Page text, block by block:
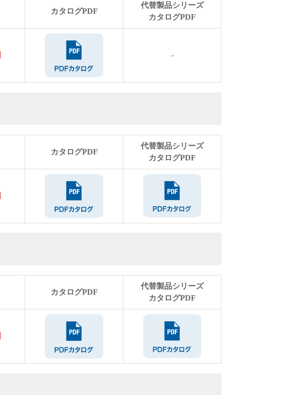
カタログPDF
代替製品シリーズ
カタログPDF
-
カタログPDF
代替製品シリーズ
カタログPDF
カタログPDF
代替製品シリーズ
カタログPDF